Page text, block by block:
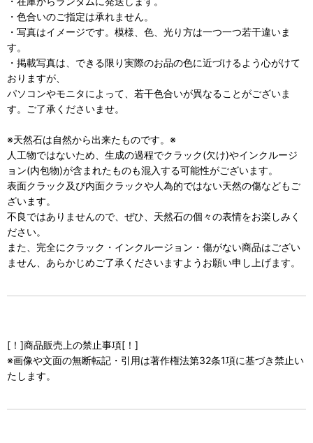
・色合いのご指定は承れません。
・写真はイメージです。模様、色、光り方は一つ一つ若干違いま
す。
・掲載写真は、できる限り実際のお品の色に近づけるよう心がけて
おりますが、
パソコンやモニタによって、若干色合いが異なることがございま
す。ご了承くださいませ。
※天然石は自然から出来たものです。※
人工物ではないため、生成の過程でクラック(欠け)やインクルージ
ョン(内包物)が含まれたものも混入する可能性がございます。
表面クラック及び内面クラックや人為的ではない天然の傷などもご
ざいます。
不良ではありませんので、ぜひ、天然石の個々の表情をお楽しみく
ださい。
また、完全にクラック・インクルージョン・傷がない商品はござい
ません、あらかじめご了承くださいますようお願い申し上げます。
[！]商品販売上の禁止事項[！]
※画像や文面の無断転記・引用は著作権法第32条1項に基づき禁止い
たします。